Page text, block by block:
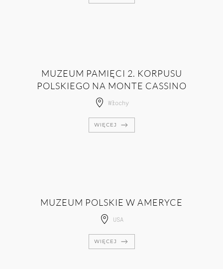
MUZEUM PAMIĘCI 2. KORPUSU
POLSKIEGO NA MONTE CASSINO
Włochy
WIĘCEJ
MUZEUM POLSKIE W AMERYCE
USA
WIĘCEJ